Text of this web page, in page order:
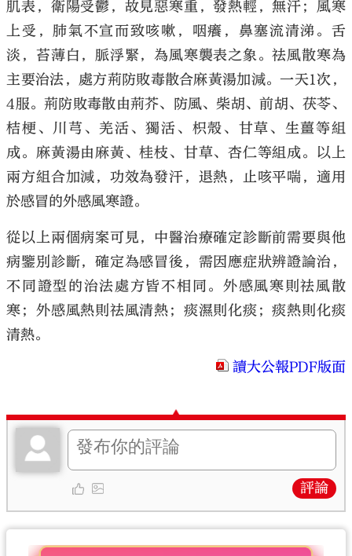
肌表，衛陽受鬱，故見惡寒重，發熱輕，無汗；風寒
上受，肺氣不宣而致咳嗽，咽癢，鼻塞流清涕。舌
淡，苔薄白，脈浮緊，為風寒襲表之象。祛風散寒為
主要治法，處方荊防敗毒散合麻黃湯加減。一天1次，
4服。荊防敗毒散由荊芥、防風、柴胡、前胡、茯苓、
桔梗、川芎、羌活、獨活、枳殼、甘草、生薑等組
成。麻黃湯由麻黃、桂枝、甘草、杏仁等組成。以上
兩方組合加減，功效為發汗，退熱，止咳平喘，適用
於感冒的外感風寒證。
從以上兩個病案可見，中醫治療確定診斷前需要與他
病鑒別診斷，確定為感冒後，需因應症狀辨證論治，
不同證型的治法處方皆不相同。外感風寒則祛風散
寒；外感風熱則祛風清熱；痰濕則化痰；痰熱則化痰
清熱。
讀大公報PDF版面
評論